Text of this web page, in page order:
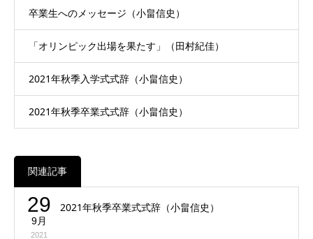
卒業生へのメッセージ（小畠信史）
「オリンピック出場を果たす」（田村紀佳）
2021年秋季入学式式辞（小畠信史）
2021年秋季卒業式式辞（小畠信史）
関連記事
29
9月
2021
2021年秋季卒業式式辞（小畠信史）